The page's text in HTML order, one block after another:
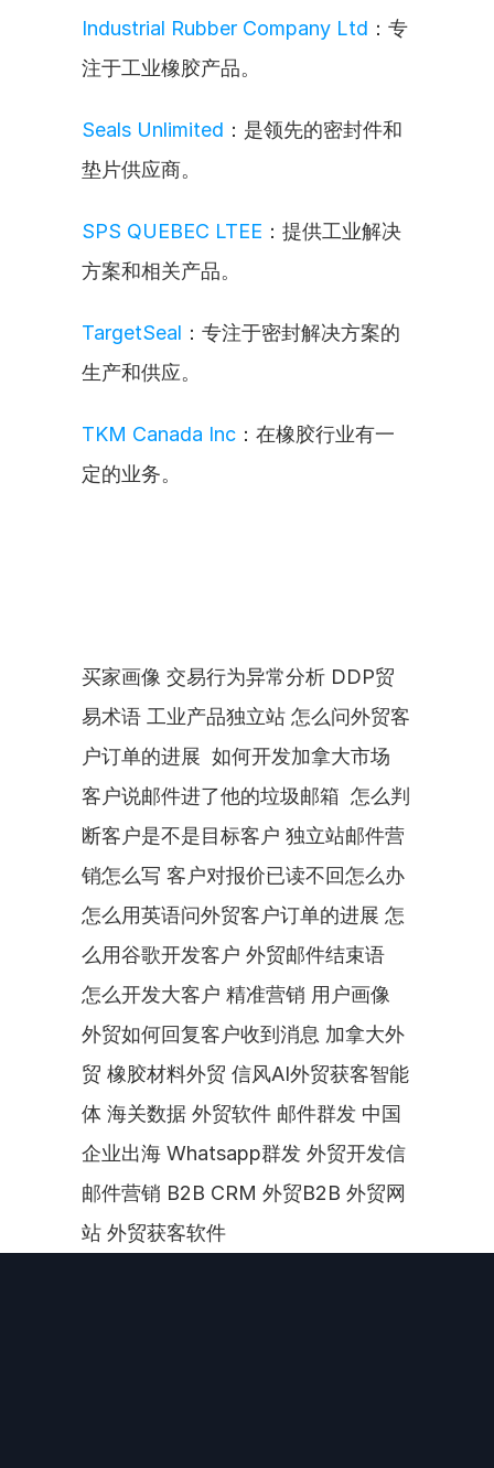
Industrial Rubber Company Ltd ：专
注于工业橡胶产品。
Seals Unlimited ：是领先的密封件和
垫片供应商。
SPS QUEBEC LTEE ：提供工业解决
方案和相关产品。
TargetSeal ：专注于密封解决方案的
生产和供应。
TKM Canada Inc ：在橡胶行业有一
定的业务。
买家画像 交易行为异常分析 DDP贸
易术语 工业产品独立站 怎么问外贸客
户订单的进展  如何开发加拿大市场
客户说邮件进了他的垃圾邮箱  怎么判
断客户是不是目标客户 独立站邮件营
销怎么写 客户对报价已读不回怎么办
怎么用英语问外贸客户订单的进展 怎
么用谷歌开发客户 外贸邮件结束语
怎么开发大客户 精准营销 用户画像
外贸如何回复客户收到消息 加拿大外
贸 橡胶材料外贸 信风AI外贸获客智能
体 海关数据 外贸软件 邮件群发 中国
企业出海 Whatsapp群发 外贸开发信
邮件营销 B2B CRM 外贸B2B 外贸网
站 外贸获客软件